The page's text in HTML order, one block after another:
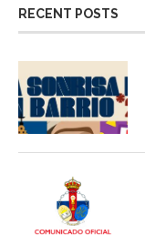
RECENT POSTS